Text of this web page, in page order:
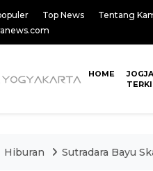
Top News Tentang
HOME
JOGJA
Hiburan Sutradara Bayu